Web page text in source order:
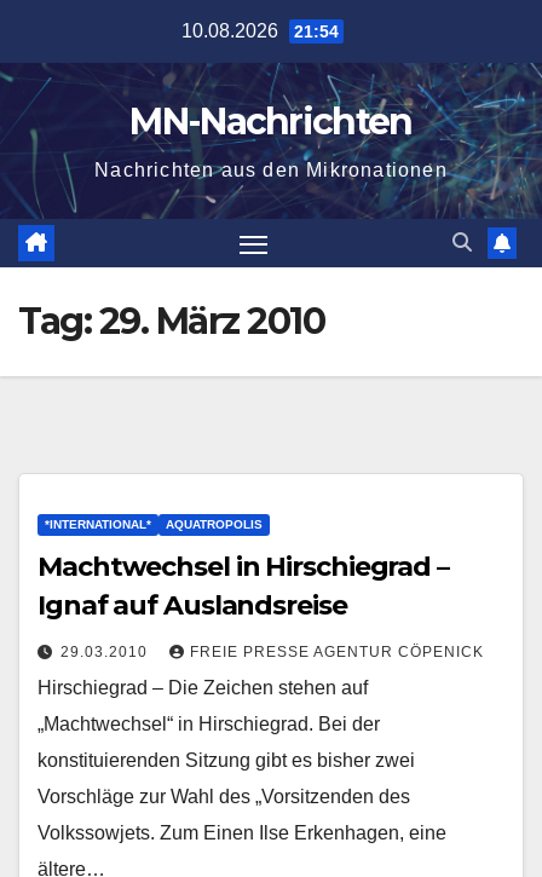
springen
10.08.2026 21:54
MN-Nachrichten
Nachrichten aus den Mikronationen
Tag:29. März 2010
*INTERNATIONAL* AQUATROPOLIS
Machtwechsel in Hirschiegrad –
Ignaf auf Auslandsreise
29.03.2010 FREIE PRESSE AGENTUR CÖPENICK
Hirschiegrad – Die Zeichen stehen auf
„Machtwechsel“ in Hirschiegrad. Bei der
konstituierenden Sitzung gibt es bisher zwei
Vorschläge zur Wahl des „Vorsitzenden des
Volkssowjets. Zum Einen Ilse Erkenhagen, eine
ältere…